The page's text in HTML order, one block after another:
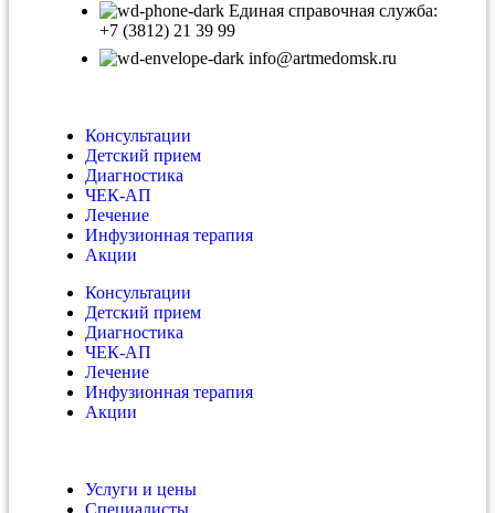
Единая справочная служба:
+7 (3812) 21 39 99
info@artmedomsk.ru
Консультации
Детский прием
Диагностика
ЧЕК-АП
Лечение
Инфузионная терапия
Акции
Консультации
Детский прием
Диагностика
ЧЕК-АП
Лечение
Инфузионная терапия
Акции
Услуги и цены